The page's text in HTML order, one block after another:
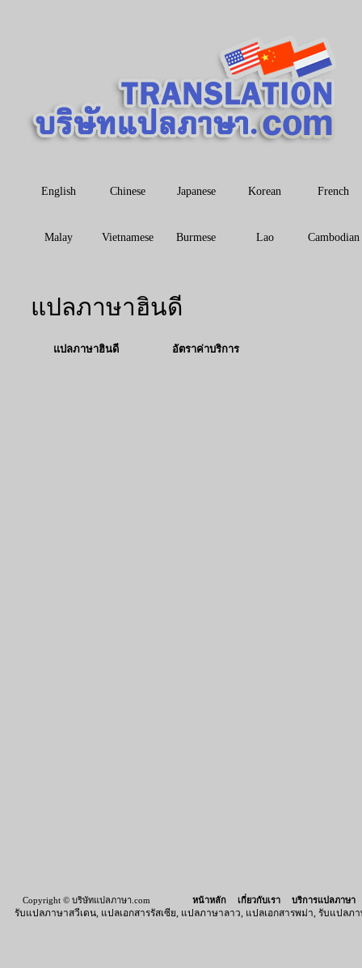
English Chinese Japanese Korean French
Malay Vietnamese Burmese Lao Cambodian
แปลภาษาฮินดี
แปลภาษาฮินดี อัตราค่าบริการ
Copyright © บริษัทแปลภาษา.com หน้าหลัก เกี่ยวกับเรา บริการแปลภาษา
รับแปลภาษาสวีเดน, แปลเอกสารรัสเซีย, แปลภาษาลาว, แปลเอกสารพม่า, รับแปลภ